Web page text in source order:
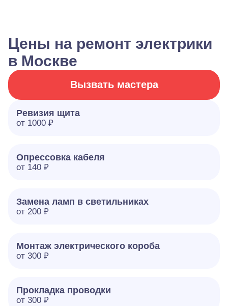
Цены на ремонт электрики
в Москве
Вызвать мастера
Ревизия щита
от 1000 ₽
Опрессовка кабеля
от 140 ₽
Замена ламп в светильниках
от 200 ₽
Монтаж электрического короба
от 300 ₽
Прокладка проводки
от 300 ₽